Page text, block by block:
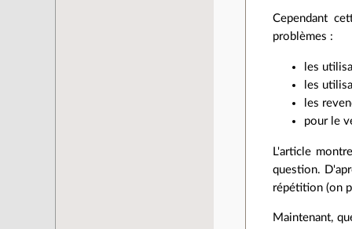
Cependant
problèmes :
les
les
les
pour le
L'article
question.
répétition (on
Maintenant,